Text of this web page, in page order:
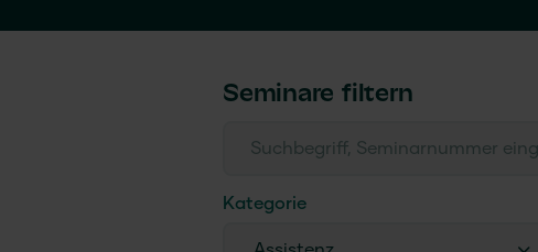
Seminare filtern
Kategorie